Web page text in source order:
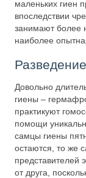
маленьких гиен
впоследствии
занимают более
наиболее
Довольно
гиены –
практикуют
помощи
самцы гиены
остаются, то же
представителей
от друга,